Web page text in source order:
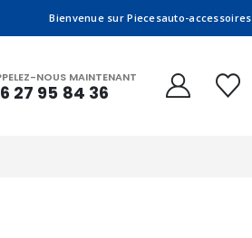
Bienvenue sur Piecesauto-accessoires
NOUS MAINTENANT
27 95 84 36